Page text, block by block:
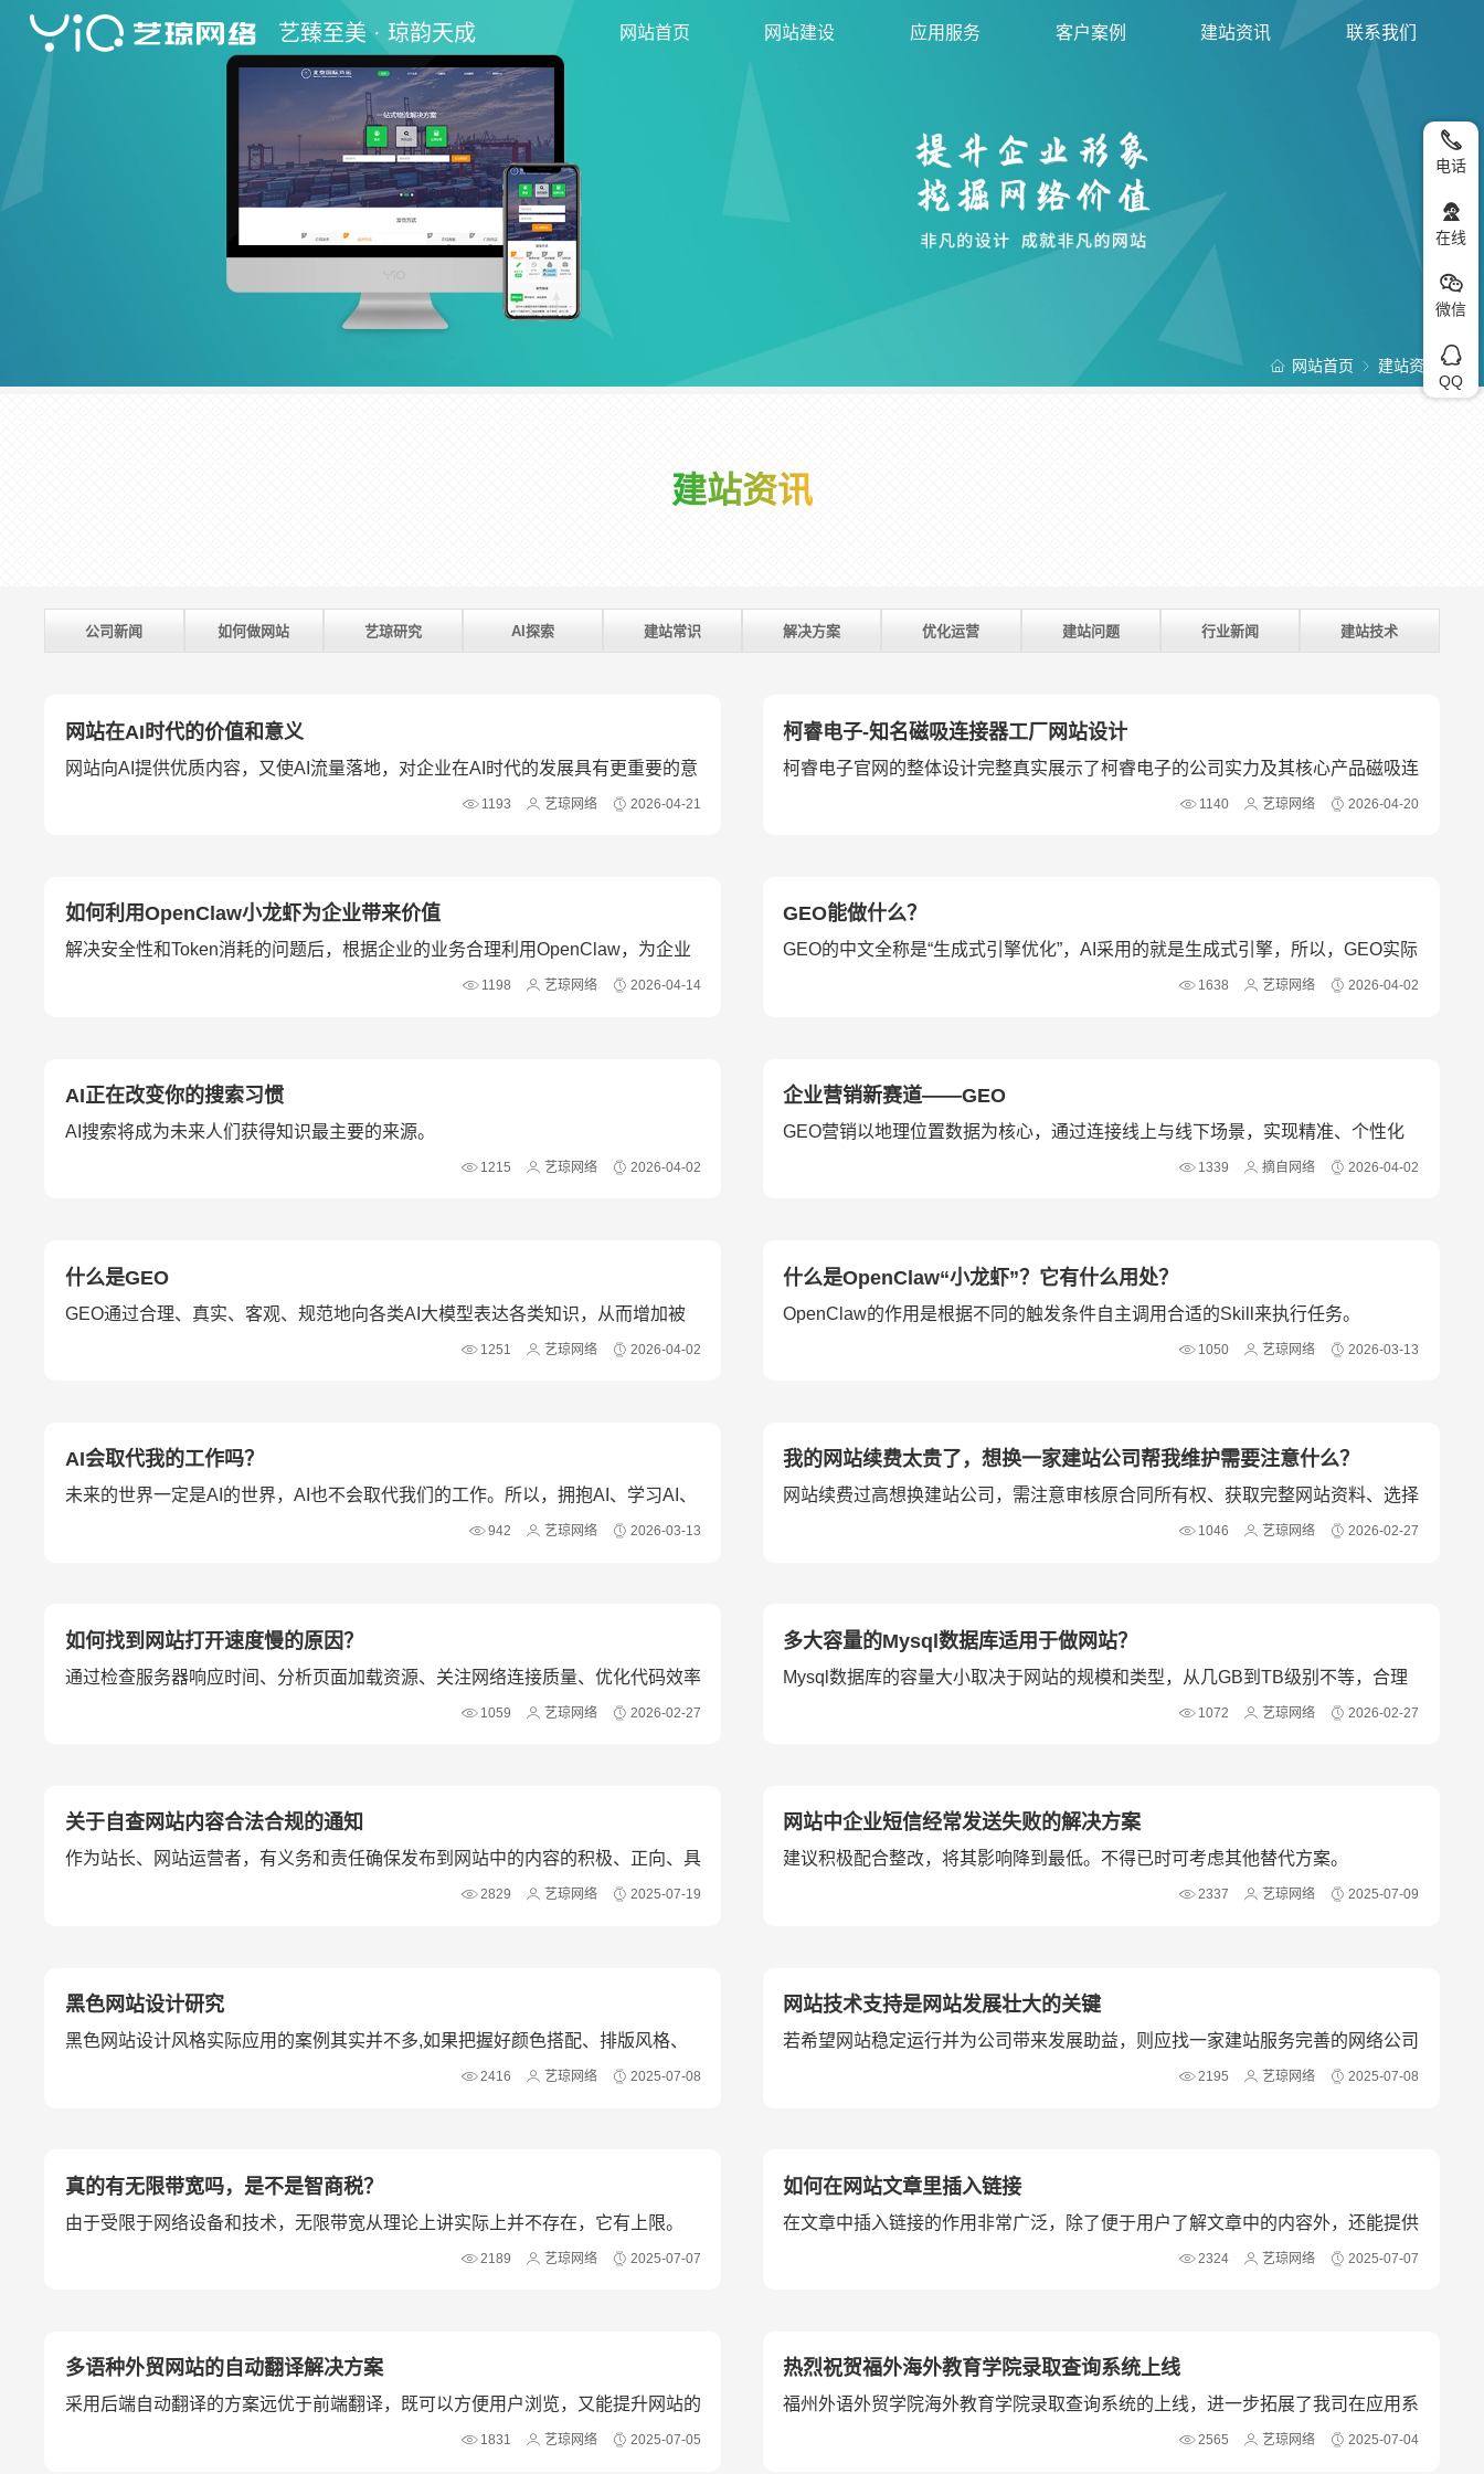
艺臻至美 · 琼韵天成 网站首页 网站建设 应用服务 客户案例 建站资讯 联系我们
网站首页 建站资讯
建站资讯
公司新闻 如何做网站 艺琼研究 AI探索 建站常识 解决方案 优化运营 建站问题 行业新闻 建站技术
网站在AI时代的价值和意义
网站向AI提供优质内容，又使AI流量落地，对企业在AI时代的发展具有更重要的意
1193 艺琼网络 2026-04-21
柯睿电子-知名磁吸连接器工厂网站设计
柯睿电子官网的整体设计完整真实展示了柯睿电子的公司实力及其核心产品磁吸连
1140 艺琼网络 2026-04-20
如何利用OpenClaw小龙虾为企业带来价值
解决安全性和Token消耗的问题后，根据企业的业务合理利用OpenClaw，为企业
1198 艺琼网络 2026-04-14
GEO能做什么？
GEO的中文全称是“生成式引擎优化”，AI采用的就是生成式引擎，所以，GEO实际
1638 艺琼网络 2026-04-02
AI正在改变你的搜索习惯
AI搜索将成为未来人们获得知识最主要的来源。
1215 艺琼网络 2026-04-02
企业营销新赛道——GEO
GEO营销以地理位置数据为核心，通过连接线上与线下场景，实现精准、个性化
的营销，成为企业提升效能的关键新赛道，同时也面临隐私保护等挑战。
1339 摘自网络 2026-04-02
什么是GEO
GEO通过合理、真实、客观、规范地向各类AI大模型表达各类知识，从而增加被
1251 艺琼网络 2026-04-02
什么是OpenClaw“小龙虾”？它有什么用处？
OpenClaw的作用是根据不同的触发条件自主调用合适的Skill来执行任务。
1050 艺琼网络 2026-03-13
AI会取代我的工作吗？
未来的世界一定是AI的世界，AI也不会取代我们的工作。所以，拥抱AI、学习AI、
942 艺琼网络 2026-03-13
我的网站续费太贵了，想换一家建站公司帮我维护需要注意什么？
网站续费过高想换建站公司，需注意审核原合同所有权、获取完整网站资料、选择
服务透明的新公司，并确保技术交接平稳与服务连续。1046 艺琼网络 2026-02-27
如何找到网站打开速度慢的原因？
通过检查服务器响应时间、分析页面加载资源、关注网络连接质量、优化代码效率
以及进行A/B测试，可以有效地找到并解决网站打开速度慢的问题。
1059 艺琼网络 2026-02-27
多大容量的Mysql数据库适用于做网站？
Mysql数据库的容量大小取决于网站的规模和类型，从几GB到TB级别不等，合理
1072 艺琼网络 2026-02-27
关于自查网站内容合法合规的通知
作为站长、网站运营者，有义务和责任确保发布到网站中的内容的积极、正向、具
2829 艺琼网络 2025-07-19
网站中企业短信经常发送失败的解决方案
建议积极配合整改，将其影响降到最低。不得已时可考虑其他替代方案。
2337 艺琼网络 2025-07-09
黑色网站设计研究
黑色网站设计风格实际应用的案例其实并不多,如果把握好颜色搭配、排版风格、
2416 艺琼网络 2025-07-08
网站技术支持是网站发展壮大的关键
若希望网站稳定运行并为公司带来发展助益，则应找一家建站服务完善的网络公司
2195 艺琼网络 2025-07-08
真的有无限带宽吗，是不是智商税？
由于受限于网络设备和技术，无限带宽从理论上讲实际上并不存在，它有上限。
2189 艺琼网络 2025-07-07
如何在网站文章里插入链接
在文章中插入链接的作用非常广泛，除了便于用户了解文章中的内容外，还能提供
2324 艺琼网络 2025-07-07
多语种外贸网站的自动翻译解决方案
采用后端自动翻译的方案远优于前端翻译，既可以方便用户浏览，又能提升网站的
1831 艺琼网络 2025-07-05
热烈祝贺福外海外教育学院录取查询系统上线
福州外语外贸学院海外教育学院录取查询系统的上线，进一步拓展了我司在应用系
2565 艺琼网络 2025-07-04
电话
在线
微信
QQ